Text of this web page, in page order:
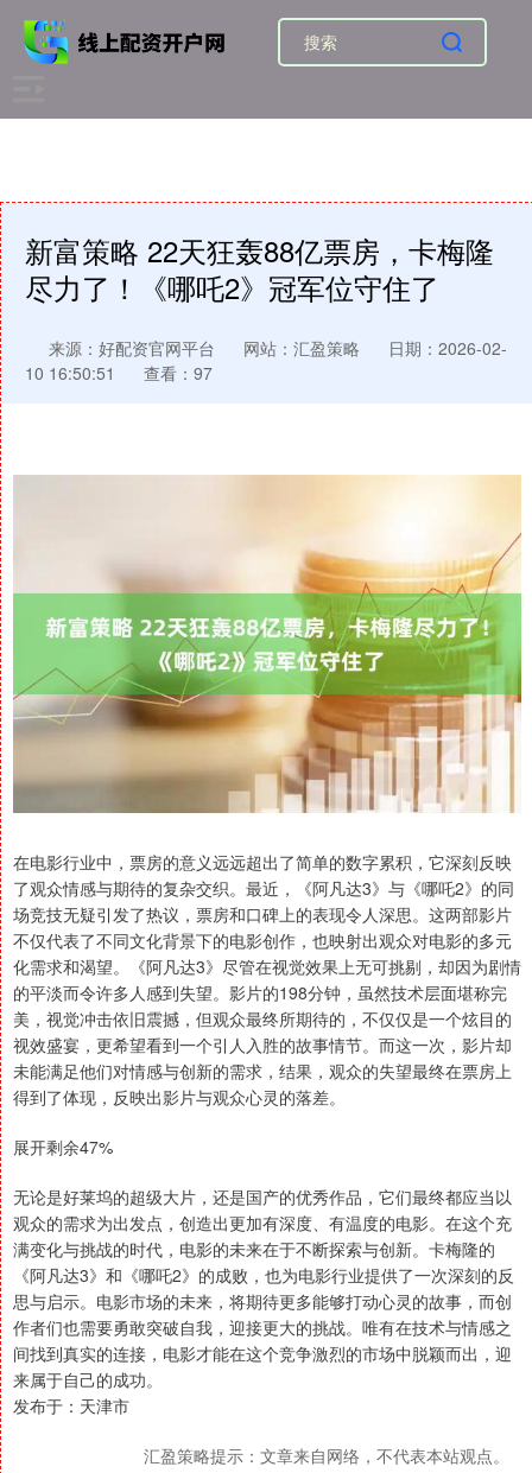
新富策略 22天狂轰88亿票房，卡梅隆
尽力了！《哪吒2》冠军位守住了
来源：好配资官网平台 网站：汇盈策略
日期：2026-02-
10 16:50:51
查看：97
在电影行业中，票房的意义远远超出了简单的数字累积，它深刻反映
了观众情感与期待的复杂交织。最近，《阿凡达3》与《哪吒2》的同
场竞技无疑引发了热议，票房和口碑上的表现令人深思。这两部影片
不仅代表了不同文化背景下的电影创作，也映射出观众对电影的多元
化需求和渴望。《阿凡达3》尽管在视觉效果上无可挑剔，却因为剧情
的平淡而令许多人感到失望。影片的198分钟，虽然技术层面堪称完
美，视觉冲击依旧震撼，但观众最终所期待的，不仅仅是一个炫目的
视效盛宴，更希望看到一个引人入胜的故事情节。而这一次，影片却
未能满足他们对情感与创新的需求，结果，观众的失望最终在票房上
得到了体现，反映出影片与观众心灵的落差。
展开剩余47%
无论是好莱坞的超级大片，还是国产的优秀作品，它们最终都应当以
观众的需求为出发点，创造出更加有深度、有温度的电影。在这个充
满变化与挑战的时代，电影的未来在于不断探索与创新。卡梅隆的
《阿凡达3》和《哪吒2》的成败，也为电影行业提供了一次深刻的反
思与启示。电影市场的未来，将期待更多能够打动心灵的故事，而创
作者们也需要勇敢突破自我，迎接更大的挑战。唯有在技术与情感之
间找到真实的连接，电影才能在这个竞争激烈的市场中脱颖而出，迎
来属于自己的成功。
发布于：天津市
汇盈策略提示：文章来自网络，不代表本站观点。